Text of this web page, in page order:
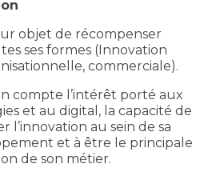
objet de récompenser
ses formes (Innovation
commerciale).
compte l’intérêt porté aux
et au digital, la capacité de
l’innovation au sein de sa
et à être le principale
de son métier.